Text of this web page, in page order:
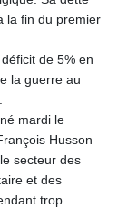
la fin du premier
de 5% en
la guerre au
mardi le
Husson
secteur des
et des
trop